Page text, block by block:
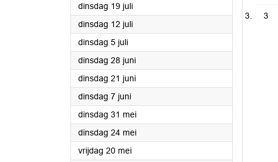
dinsdag 19 juli2022
dinsdag 12 juli2022
dinsdag 5 juli2022
dinsdag 28 juni2022
dinsdag 21 juni2022
dinsdag 7 juni2022
dinsdag 31 mei2022
dinsdag 24 mei2022
vrijdag 20 mei2022
3